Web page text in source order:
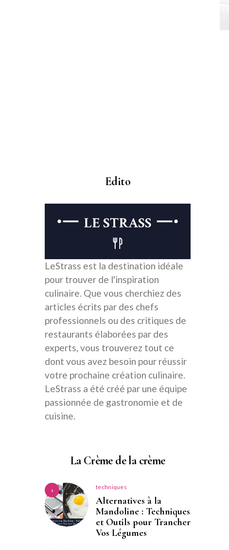
Edito
LeStrass est la destination idéale
pour trouver de l'inspiration
culinaire. Que vous cherchiez des
articles écrits par des chefs
professionnels ou des critiques de
restaurants élaborées par des
experts, vous trouverez tout ce
dont vous avez besoin pour réussir
votre prochaine création culinaire.
LeStrass a été créé par une équipe
passionnée de gastronomie et de
cuisine.
La Crème de la crème
1 techniques
Alternatives à la
Mandoline : Techniques
et Outils pour Trancher
Vos Légumes